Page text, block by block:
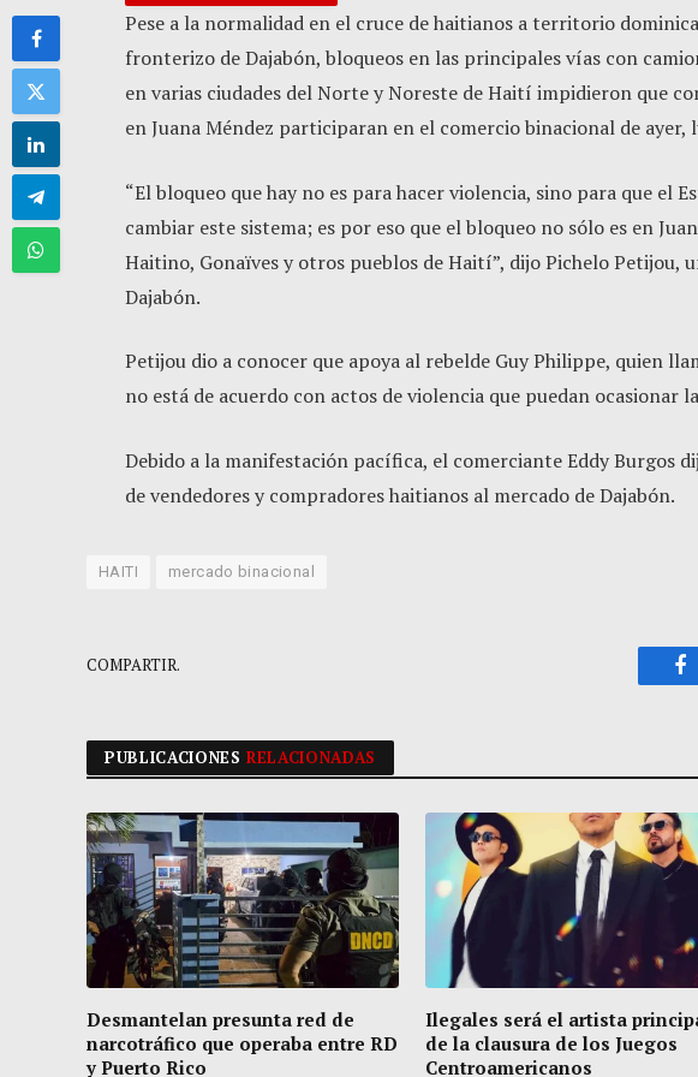
Pese a la normalidad en el cruce de haitianos a territorio
fronterizo de Dajabón, bloqueos en las principales vías con
en varias ciudades del Norte y Noreste de Haití impidieron que
en Juana Méndez participaran en el comercio binacional de ayer,
“El bloqueo que hay no es para hacer violencia, sino para que el
cambiar este sistema; es por eso que el bloqueo no sólo es en
Haitino, Gonaïves y otros pueblos de Haití”, dijo Pichelo Petijou,
Dajabón.
Petijou dio a conocer que apoya al rebelde Guy Philippe, quien
no está de acuerdo con actos de violencia que puedan ocasionar
Debido a la manifestación pacífica, el comerciante Eddy Burgos
de vendedores y compradores haitianos al mercado de Dajabón.
HAITI mercado binacional
COMPARTIR.
PUBLICACIONESRELACIONADAS
Desmantelan presunta red de
narcotráfico que operaba entre RD
y Puerto Rico
Ilegales será el artista
de la clausura de los Juegos
Centroamericanos